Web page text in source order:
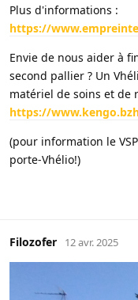
Plus d'informations :
https://
Envie de nous aider à
second pallier ? Un
matériel de soins et de
https://
(pour information le
porte-Vhélio!)
Filozofer 12 avr. 2025